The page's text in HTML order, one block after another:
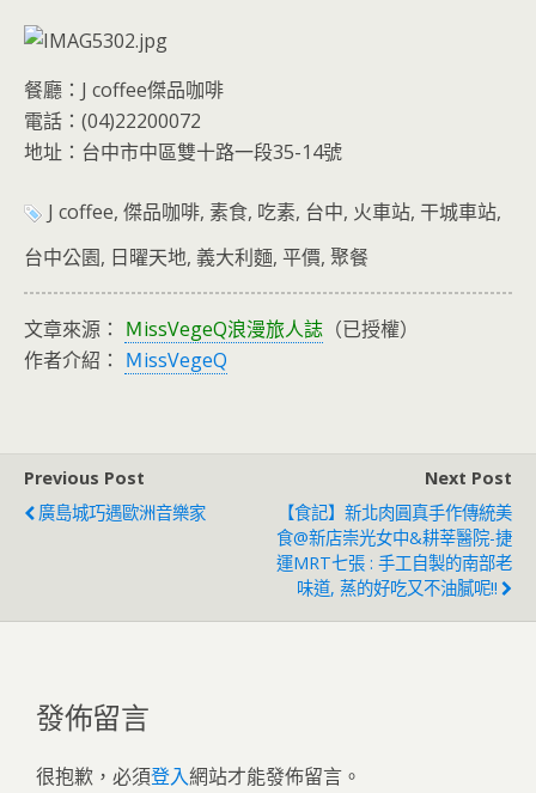
餐廳：J coffee傑品咖啡
電話：(04)22200072
地址：台中市中區雙十路一段35-14號
J coffee, 傑品咖啡, 素食, 吃素, 台中, 火車站, 干城車站,
台中公園, 日曜天地, 義大利麵, 平價, 聚餐
文章來源： ＭissVegeQ浪漫旅人誌 （已授權）
作者介紹： ＭissVegeQ
Previous Post
廣島城巧遇歐洲音樂家
Next Post
【食記】新北肉圓真手作傳統美
食@新店崇光女中&耕莘醫院-捷
運MRT七張 : 手工自製的南部老
味道, 蒸的好吃又不油膩呢!!
發佈留言
很抱歉，必須登入網站才能發佈留言。